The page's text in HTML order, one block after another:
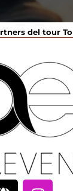
del tour